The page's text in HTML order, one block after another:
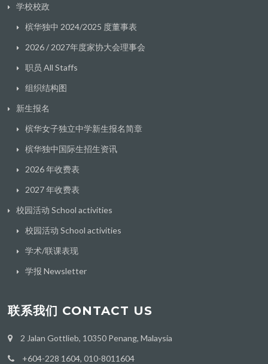
学校校政
槟华独中 2024/2025 度董事表
2026 / 2027年度家协大会理事会
职员 All Staffs
组织结构图
新生报名
槟华女子独立中学新生报名简章
槟华独中国际生招生资讯
2026 年收费表
2027 年收费表
校园活动 School activities
校园活动 School activities
学术/联课表现
学报 Newsletter
联系我们 CONTACT US
2 Jalan Gottlieb, 10350 Penang, Malaysia
+604-228 1604, 010-8011604